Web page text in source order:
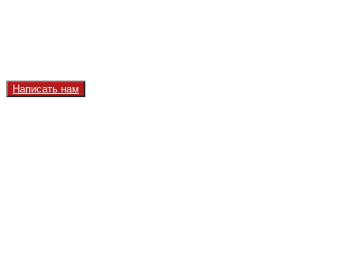
Написать нам